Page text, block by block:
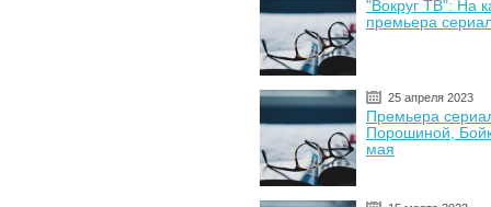
"Вокруг ТВ": На
премьера
25 апреля 2023
Премьера
Порошиной,
мая